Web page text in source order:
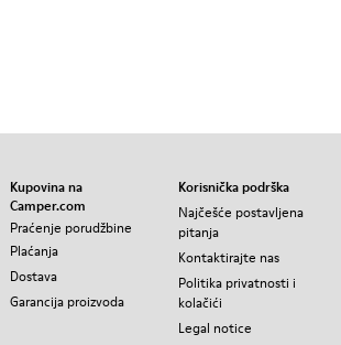
Kupovina na
Camper.com
Praćenje porudžbine
Plaćanja
Dostava
Garancija proizvoda
Korisnička podrška
Najčešće postavljena
pitanja
Kontaktirajte nas
Politika privatnosti i
kolačići
Legal notice